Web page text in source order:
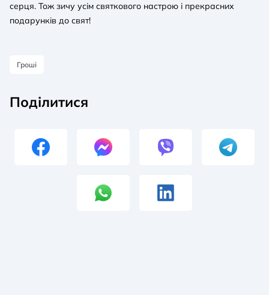
серця. Тож зичу усім святкового настрою і прекрасних
подарунків до свят!
Гроші
Поділитися